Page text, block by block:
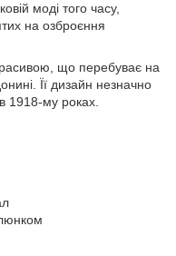
моді того часу,
на озброєння
що перебуває на
Її дизайн незначно
1918-му роках.